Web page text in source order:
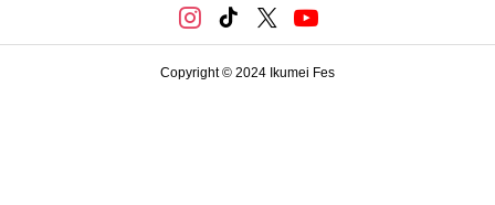
Copyright © 2024 Ikumei Fes